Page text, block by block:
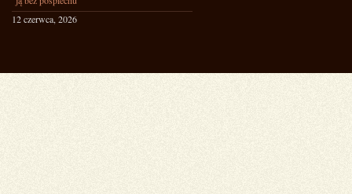
12 czerwca, 2026